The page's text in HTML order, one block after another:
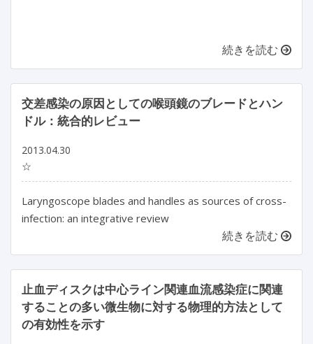
続きを読む
交差感染の原因としての喉頭鏡のブレードとハン
ドル：統合的レビュー
2013.04.30
☆
Laryngoscope blades and handles as sources of cross-
infection: an integrative review
続きを読む
止血ディスクは中心ライン関連血流感染症に関連
することの多い微生物に対する物理的方法として
の有効性を示す